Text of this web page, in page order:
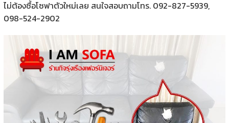
ไม่ต้องซื้อโซฟาตัวใหม่เลย สนใจสอบถามโทร. 092-827-5939,
098-524-2902